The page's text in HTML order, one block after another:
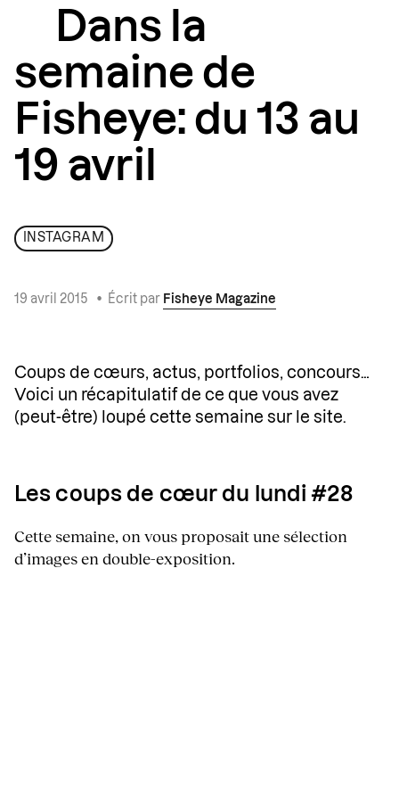
Dans la
semaine de
Fisheye: du 13 au
19 avril
INSTAGRAM
19 avril 2015 • Écrit par Fisheye Magazine
Coups de cœurs, actus, portfolios, concours…
Voici un récapitulatif de ce que vous avez
(peut-être) loupé cette semaine sur le site.
Les coups de cœur du lundi #28
Cette semaine, on vous proposait une sélection
d’images en double-exposition.